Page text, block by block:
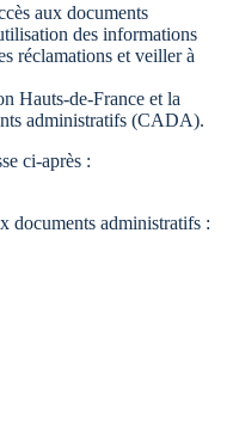
aux documents
des informations
réclamations et veiller à
Hauts-de-France et la
administratifs (CADA).
ci-après :
documents administratifs :